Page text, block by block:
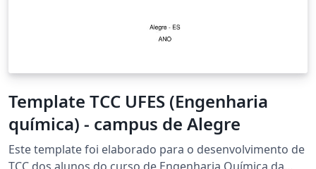
Template TCC UFES (Engenharia
química) - campus de Alegre
Este template foi elaborado para o desenvolvimento de